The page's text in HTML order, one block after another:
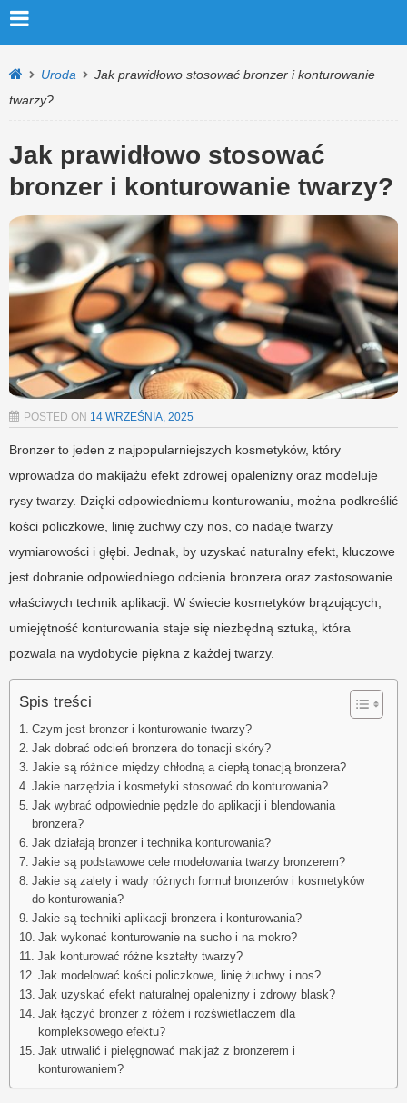
Uroda
Jak prawidłowo stosować bronzer i konturowanie
twarzy?
Jak prawidłowo stosować
bronzer i konturowanie twarzy?
POSTED ON 14 WRZEŚNIA, 2025
Bronzer to jeden z najpopularniejszych kosmetyków, który
wprowadza do makijażu efekt zdrowej opalenizny oraz modeluje
rysy twarzy. Dzięki odpowiedniemu konturowaniu, można podkreślić
kości policzkowe, linię żuchwy czy nos, co nadaje twarzy
wymiarowości i głębi. Jednak, by uzyskać naturalny efekt, kluczowe
jest dobranie odpowiedniego odcienia bronzera oraz zastosowanie
właściwych technik aplikacji. W świecie kosmetyków brązujących,
umiejętność konturowania staje się niezbędną sztuką, która
pozwala na wydobycie piękna z każdej twarzy.
Spis treści
Czym jest bronzer i konturowanie twarzy?
Jak dobrać odcień bronzera do tonacji skóry?
Jakie są różnice między chłodną a ciepłą tonacją bronzera?
Jakie narzędzia i kosmetyki stosować do konturowania?
Jak wybrać odpowiednie pędzle do aplikacji i blendowania
bronzera?
Jak działają bronzer i technika konturowania?
Jakie są podstawowe cele modelowania twarzy bronzerem?
Jakie są zalety i wady różnych formuł bronzerów i kosmetyków
do konturowania?
Jakie są techniki aplikacji bronzera i konturowania?
Jak wykonać konturowanie na sucho i na mokro?
Jak konturować różne kształty twarzy?
Jak modelować kości policzkowe, linię żuchwy i nos?
Jak uzyskać efekt naturalnej opalenizny i zdrowy blask?
Jak łączyć bronzer z różem i rozświetlaczem dla
kompleksowego efektu?
Jak utrwalić i pielęgnować makijaż z bronzerem i
konturowaniem?